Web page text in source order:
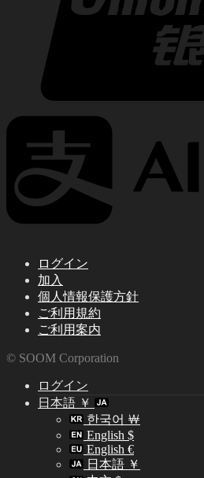
ログイン
加入
個人情報保護方針
ご利用規約
ご利用案内
© SOOM Corporation
ログイン
日本語 ￥
한국어 ￦
English $
English €
日本語 ￥